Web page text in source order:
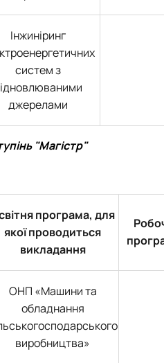
Інжиніринг
систем з
джерелами
"Магістр"
програма, для
якої проводиться
викладання
ОНП «Машини та
обладнання
виробництва»